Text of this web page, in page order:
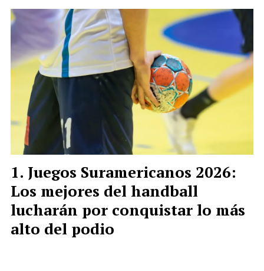
Juegos Suramericanos 2026:
Los mejores del handball
lucharán por conquistar lo más
alto del podio